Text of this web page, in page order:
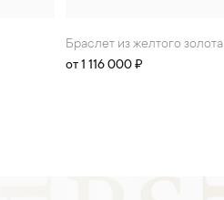
Браслет из желтого золота
от 1 116 000 ₽